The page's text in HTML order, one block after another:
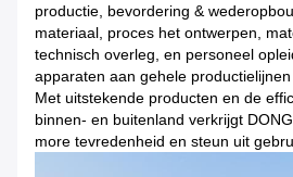
productie, bevordering &
materiaal, proces het ontwerpen,
technisch overleg, en personeel
apparaten aan gehele productielijnen
Met uitstekende producten en de
binnen- en buitenland verkrijgt
more tevredenheid en steun uit